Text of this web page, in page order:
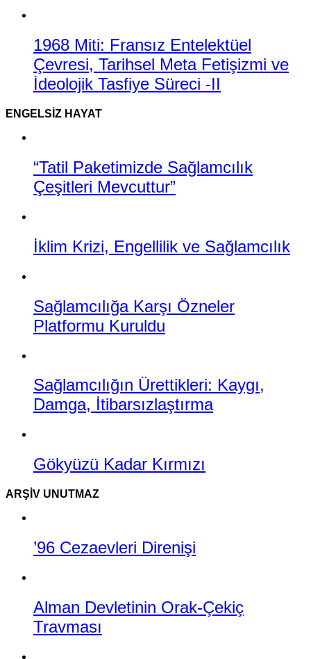
1968 Miti: Fransız Entelektüel
Çevresi, Tarihsel Meta Fetişizmi ve
İdeolojik Tasfiye Süreci -II
ENGELSIZ HAYAT
“Tatil Paketimizde Sağlamcılık
Çeşitleri Mevcuttur”
İklim Krizi, Engellilik ve Sağlamcılık
Sağlamcılığa Karşı Özneler
Platformu Kuruldu
Sağlamcılığın Ürettikleri: Kaygı,
Damga, İtibarsızlaştırma
Gökyüzü Kadar Kırmızı
ARŞIV UNUTMAZ
’96 Cezaevleri Direnişi
Alman Devletinin Orak-Çekiç
Travması